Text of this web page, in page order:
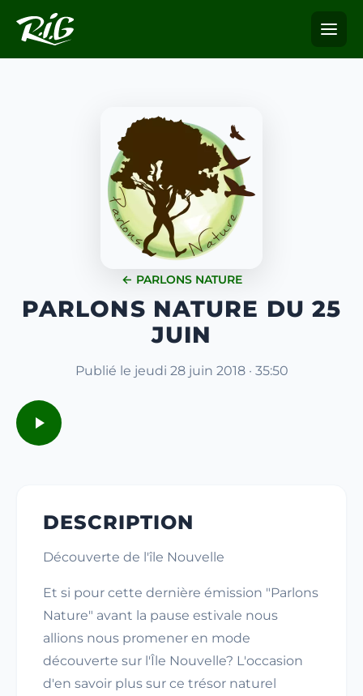
← PARLONS NATURE
PARLONS NATURE DU 25
JUIN
Publié le jeudi 28 juin 2018 · 35:50
DESCRIPTION
Découverte de l'île Nouvelle
Et si pour cette dernière émission "Parlons
Nature" avant la pause estivale nous
allions nous promener en mode
découverte sur l'Île Nouvelle? L'occasion
d'en savoir plus sur ce trésor naturel